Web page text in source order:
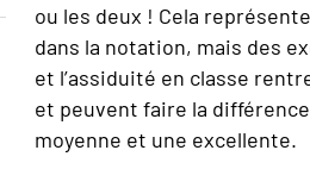
ou les deux ! Cela
dans la notation, mais des
et l’assiduité en classe
et peuvent faire la
moyenne et une excellente.